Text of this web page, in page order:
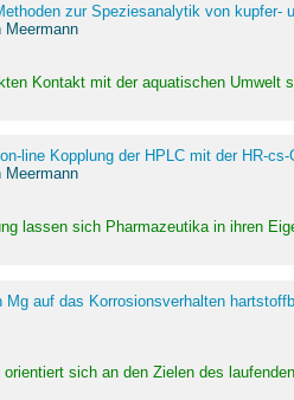
zur Speziesanalytik von
Meermann
Kontakt mit der aquatischen Umwelt
line Kopplung der HPLC mit der HR-
Meermann
lassen sich Pharmazeutika in ihren
auf das Korrosionsverhalten
orientiert sich an den Zielen des